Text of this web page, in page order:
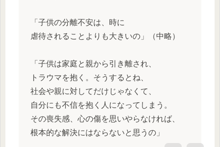
「子供の分離不安は、時に
虐待されることよりも大きいの」（中略）
「子供は家庭と親から引き離され、
トラウマを抱く。そうするとね、
社会や親に対してだけじゃなくて、
自分にも不信を抱く人になってしまう。
その喪失感、心の傷を思いやらなければ、
根本的な解決にはならないと思うの」